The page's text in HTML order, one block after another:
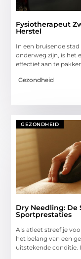
Fysiotherapeut
Herstel
In een bruisende
onderweg zijn, is het
effectief aan te
Gezondheid
GEZONDHEID
Dry Needling:
Sportprestaties
Als atleet streef je
het belang van een
uitstekende conditie.